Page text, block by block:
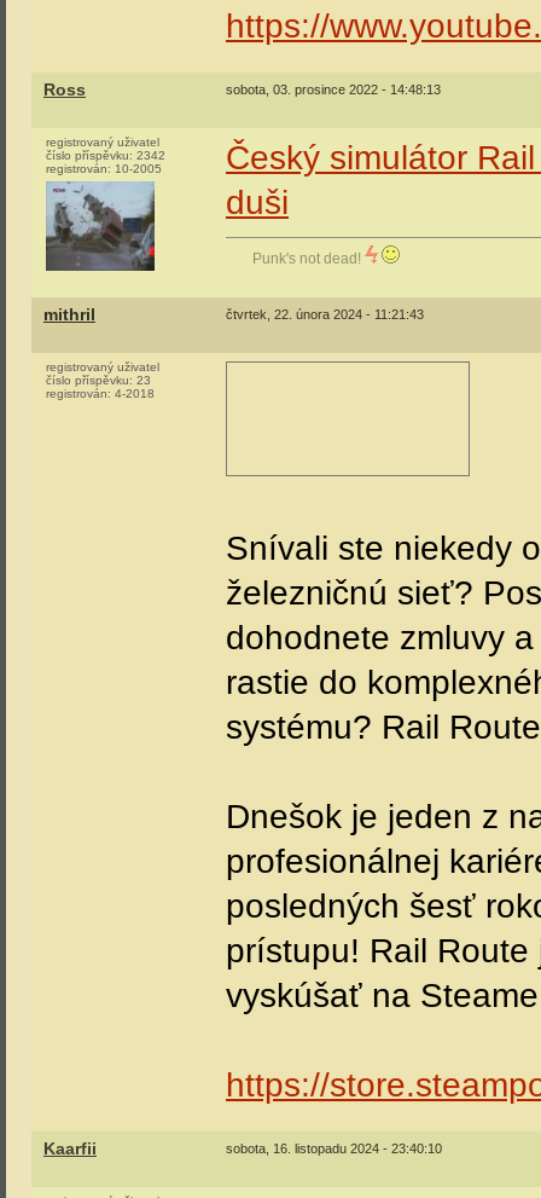
https://
Ross sobota, 03. prosince 2022 - 14:48:13
registrovaný uživatel
číslo příspěvku: 2342
registrován: 10-2005
Český simulátor
duši
Punk's not dead!
mithril čtvrtek, 22. února 2024 - 11:21:43
registrovaný uživatel
číslo příspěvku: 23
registrován: 4-2018
Snívali ste niekedy
železničnú sieť?
dohodnete zmluvy
rastie do
systému? Rail
Dnešok je jeden z
profesionálnej
posledných šesť
prístupu! Rail
vyskúšať na
https://
Kaarfii sobota, 16. listopadu 2024 - 23:40:10